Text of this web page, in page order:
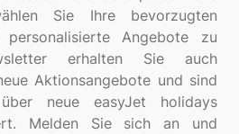
Sie Ihre bevorzugten
Angebote zu
erhalten Sie auch
Aktionsangebote und sind
neue easyJet holidays
Melden Sie sich an und